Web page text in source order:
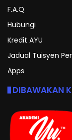
F.A.Q
Hubungi
Kredit AYU
Jadual Tuisyen
Apps
DIBAWAKAN